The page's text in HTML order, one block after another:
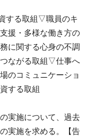
する取組▽職員のキ
援・多様な働き方の
に関する心身の不調
ながる取組▽仕事へ
のコミュニケーショ
する取組
実施について、過去
実施を求める。【告